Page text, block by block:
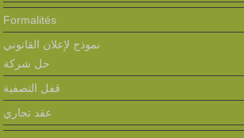
Formalités
نموذج لإعلان القانوني
حل شركة
قفل التصفية
عقد تجاري